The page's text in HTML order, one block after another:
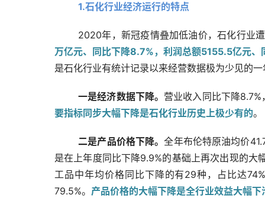
1.石化行业经济运行的特点
2020年，新冠疫情叠加低油价，石化行业
万亿元、同比下降8.7%，利润总额5155.5亿元
是石化行业有统计记录以来经营数据极为少见的
一是经济数据下降。 营业收入同比下降
要指标同步大幅下降是石化行业历史上极少有的。
二是产品价格下降。全年布伦特原油均价
是在上年度同比下降9.9%的基础上再次出现的
工品中年均价格同比下降的有29种，占比达
79.5%。 产品价格的大幅下降是全行业效益大幅下